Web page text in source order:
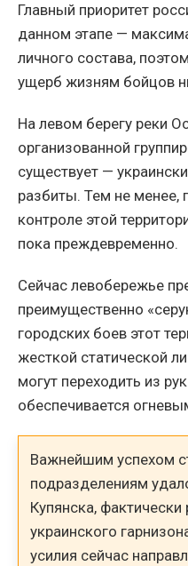
Главный приоритет
данном этапе —
личного состава,
ущерб жизням бойцов
На левом берегу реки
организованной
существует —
разбиты. Тем не менее,
контроле этой
пока преждевременно.
Сейчас левобережье
преимущественно
городских боев этот
жесткой статической
могут переходить из
обеспечивается
Важнейшим успехом
подразделениям
Купянска,
украинского
усилия сейчас